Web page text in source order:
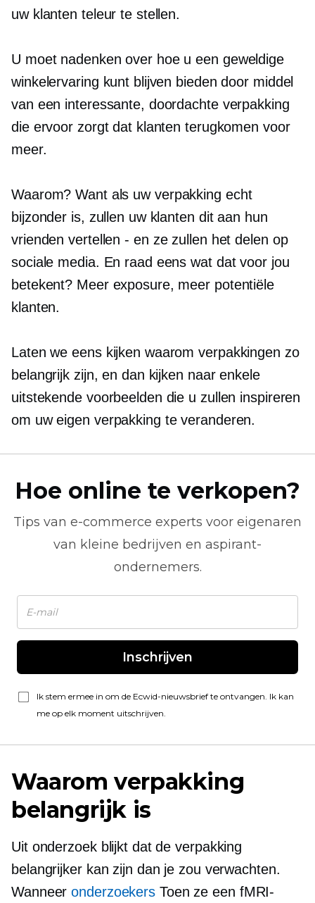
uw klanten teleur te stellen.
U moet nadenken over hoe u een geweldige
winkelervaring kunt blijven bieden door middel
van een interessante, doordachte verpakking
die ervoor zorgt dat klanten terugkomen voor
meer.
Waarom? Want als uw verpakking echt
bijzonder is, zullen uw klanten dit aan hun
vrienden vertellen- en ze zullen het delen op
sociale media. En raad eens wat dat voor jou
betekent? Meer exposure, meer potentiële
klanten.
Laten we eens kijken waarom verpakkingen zo
belangrijk zijn, en dan kijken naar enkele
uitstekende voorbeelden die u zullen inspireren
om uw eigen verpakking te veranderen.
Hoe online te verkopen?
Tips van e-commerce experts voor eigenaren
van kleine bedrijven en aspirant-
ondernemers.
Inschrijven
Ik stem ermee in om de Ecwid-nieuwsbrief te ontvangen. Ik kan
me op elk moment uitschrijven.
Waarom verpakking
belangrijk is
Uit onderzoek blijkt dat de verpakking
belangrijker kan zijn dan je zou verwachten.
Wanneeronderzoekers Toen ze een fMRI-